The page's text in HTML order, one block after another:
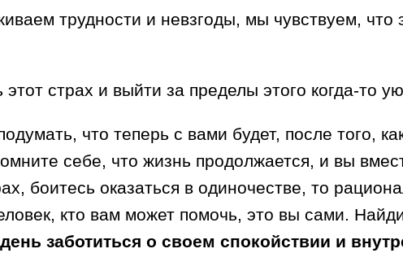
трудности и невзгоды, мы чувствуем,
страх и выйти за пределы этого когда-то
что теперь с вами будет, после того,
себе, что жизнь продолжается, и вы
боитесь оказаться в одиночестве, то
кто вам может помочь, это вы сами.
заботиться о своем спокойствии и